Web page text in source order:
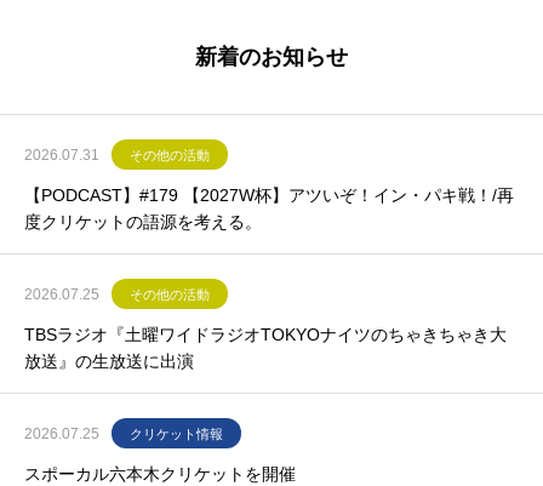
新着のお知らせ
2026.07.31 その他の活動
【PODCAST】#179 【2027W杯】アツいぞ！イン・パキ戦！/再
度クリケットの語源を考える。
2026.07.25 その他の活動
TBSラジオ『土曜ワイドラジオTOKYOナイツのちゃきちゃき大
放送』の生放送に出演
2026.07.25 クリケット情報
スポーカル六本木クリケットを開催